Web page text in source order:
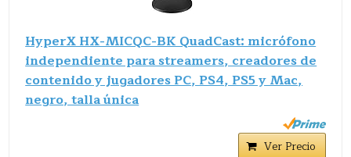
HyperX HX-MICQC-BK QuadCast: micrófono
independiente para streamers, creadores de
contenido y jugadores PC, PS4, PS5 y Mac,
negro, talla única
Ver Precio